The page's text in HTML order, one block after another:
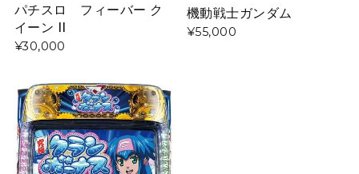
パチスロ フィーバー ク
イーン II
¥30,000
機動戦士ガンダム
¥55,000